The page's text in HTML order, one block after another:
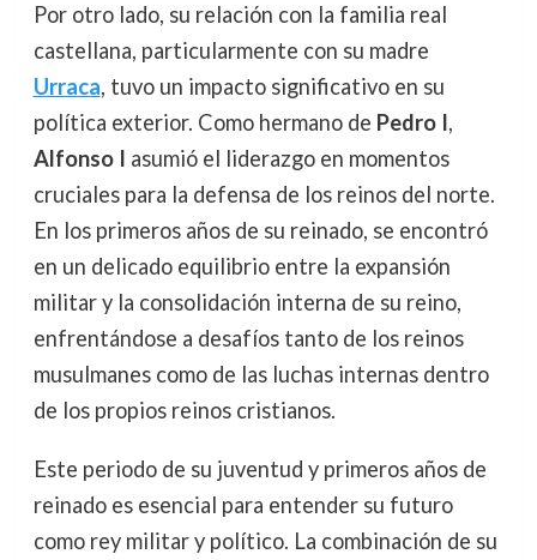
Por otro lado, su relación con la familia real
castellana, particularmente con su madre
Urraca, tuvo un impacto significativo en su
política exterior. Como hermano de Pedro I,
Alfonso I asumió el liderazgo en momentos
cruciales para la defensa de los reinos del norte.
En los primeros años de su reinado, se encontró
en un delicado equilibrio entre la expansión
militar y la consolidación interna de su reino,
enfrentándose a desafíos tanto de los reinos
musulmanes como de las luchas internas dentro
de los propios reinos cristianos.
Este periodo de su juventud y primeros años de
reinado es esencial para entender su futuro
como rey militar y político. La combinación de su